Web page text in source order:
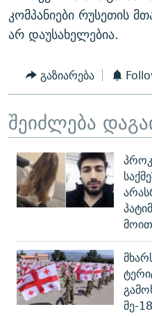
კომპანიები რუსეთის
არ დაუსახელებია.
გაზიარება
შეიძლება
მე-